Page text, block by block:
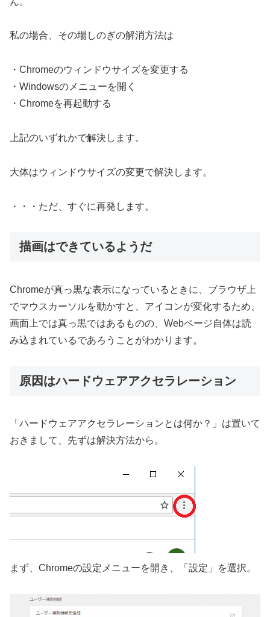
私の場合、その場しのぎの解消方法は
・Chromeのウィンドウサイズを変更する
・Windowsのメニューを開く
・Chromeを再起動する
上記のいずれかで解決します。
大体はウィンドウサイズの変更で解決します。
・・・ただ、すぐに再発します。
描画はできているようだ
Chromeが真っ黒な表示になっているときに、ブラウザ上
でマウスカーソルを動かすと、アイコンが変化するため、
画面上では真っ黒ではあるものの、Webページ自体は読
み込まれているであろうことがわかります。
原因はハードウェアアクセラレーション
「ハードウェアアクセラレーションとは何か？」は置いて
おきまして、先ずは解決方法から。
まず、Chromeの設定メニューを開き、「設定」を選択。